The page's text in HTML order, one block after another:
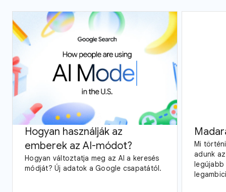
Hogyan használják az
emberek az AI-módot?
Hogyan változtatja meg az AI a keresés
módját? Új adatok a Google csapatától.
Mi
adunk
legújabb